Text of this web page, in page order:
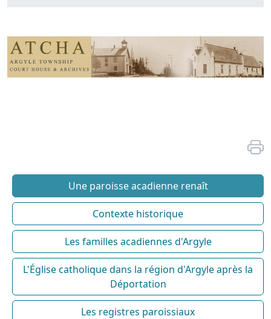
Une paroisse acadienne renaît
Contexte historique
Les familles acadiennes d'Argyle
L'Église catholique dans la région d'Argyle après la
Déportation
Les registres paroissiaux